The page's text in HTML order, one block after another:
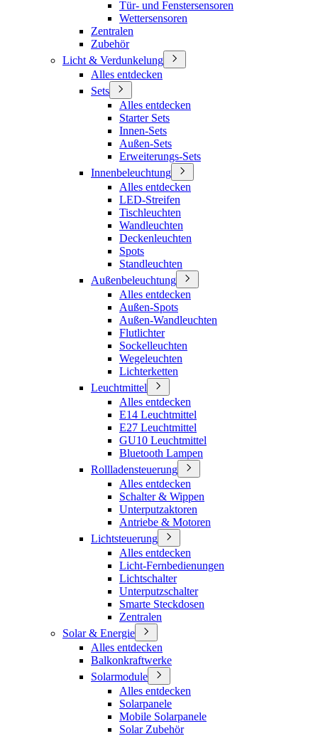
Tür- und Fenstersensoren
Wettersensoren
Zentralen
Zubehör
Licht & Verdunkelung
Alles entdecken
Sets
Alles entdecken
Starter Sets
Innen-Sets
Außen-Sets
Erweiterungs-Sets
Innenbeleuchtung
Alles entdecken
LED-Streifen
Tischleuchten
Wandleuchten
Deckenleuchten
Spots
Standleuchten
Außenbeleuchtung
Alles entdecken
Außen-Spots
Außen-Wandleuchten
Flutlichter
Sockelleuchten
Wegeleuchten
Lichterketten
Leuchtmittel
Alles entdecken
E14 Leuchtmittel
E27 Leuchtmittel
GU10 Leuchtmittel
Bluetooth Lampen
Rollladensteuerung
Alles entdecken
Schalter & Wippen
Unterputzaktoren
Antriebe & Motoren
Lichtsteuerung
Alles entdecken
Licht-Fernbedienungen
Lichtschalter
Unterputzschalter
Smarte Steckdosen
Zentralen
Solar & Energie
Alles entdecken
Balkonkraftwerke
Solarmodule
Alles entdecken
Solarpanele
Mobile Solarpanele
Solar Zubehör